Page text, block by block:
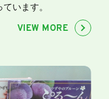
います。
VIEW MORE